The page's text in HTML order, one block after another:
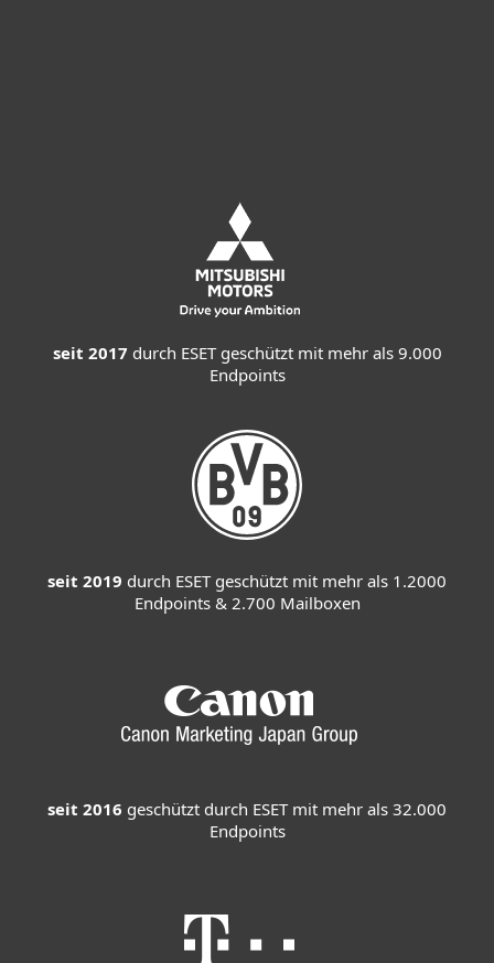
seit 2017 durch ESET geschützt mit mehr als 9.000
Endpoints
seit 2019 durch ESET geschützt mit mehr als 1.2000
Endpoints & 2.700 Mailboxen
seit 2016 geschützt durch ESET mit mehr als 32.000
Endpoints